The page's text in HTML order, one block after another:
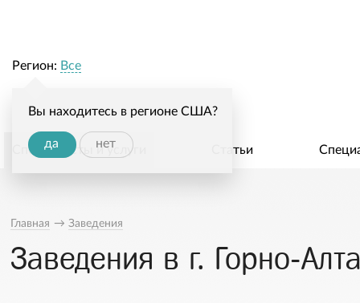
Регион: Все
Вы находитесь в регионе США?
да нет
Специалисты и услуги Статьи
Главная → Заведения
Заведения в г. Горно-